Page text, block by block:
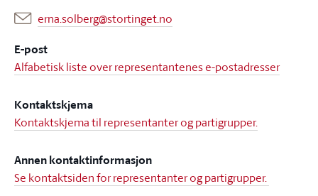
erna.solberg@stortinget.no
E-post
Alfabetisk liste over representantenes e-postadresser
Kontaktskjema
Kontaktskjema til representanter og partigrupper.
Annen kontaktinformasjon
Se kontaktsiden for representanter og partigrupper.